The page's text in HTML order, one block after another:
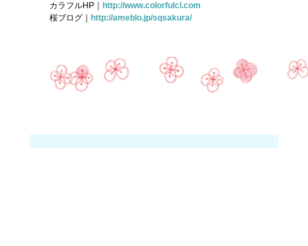
カラフルHP｜
http://www.colorfulcl.com
桜ブログ｜
http://ameblo.jp/sqsakura/